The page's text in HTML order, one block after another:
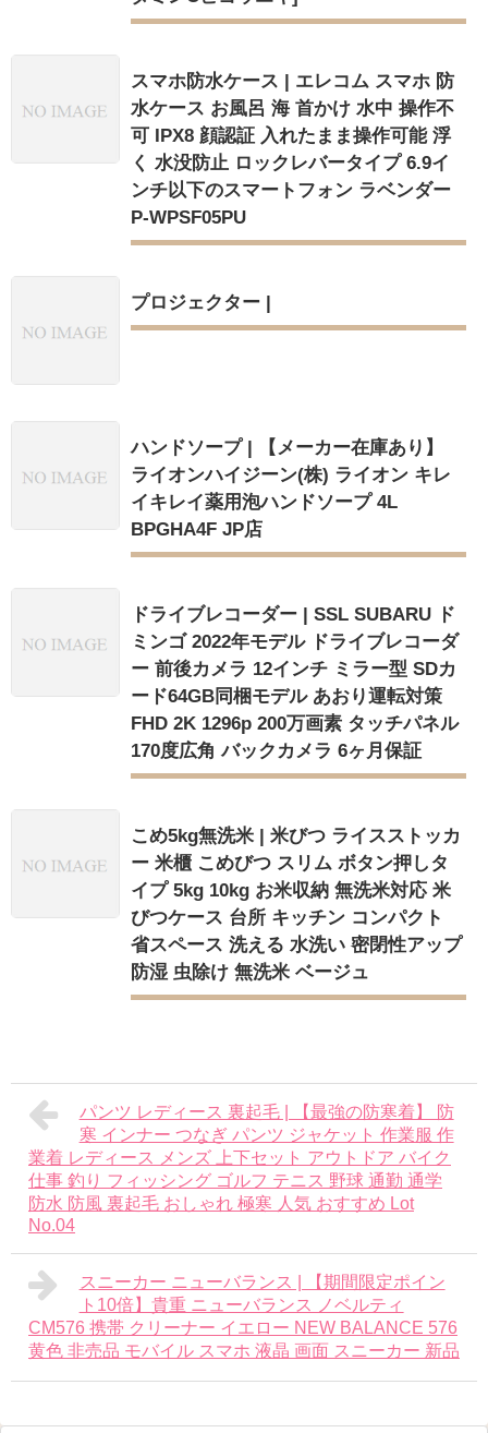
スマホ防水ケース | エレコム スマホ 防
水ケース お風呂 海 首かけ 水中 操作不
可 IPX8 顔認証 入れたまま操作可能 浮
く 水没防止 ロックレバータイプ 6.9イ
ンチ以下のスマートフォン ラベンダー
P-WPSF05PU
プロジェクター |
ハンドソープ | 【メーカー在庫あり】
ライオンハイジーン(株) ライオン キレ
イキレイ薬用泡ハンドソープ 4L
BPGHA4F JP店
ドライブレコーダー | SSL SUBARU ド
ミンゴ 2022年モデル ドライブレコーダ
ー 前後カメラ 12インチ ミラー型 SDカ
ード64GB同梱モデル あおり運転対策
FHD 2K 1296p 200万画素 タッチパネル
170度広角 バックカメラ 6ヶ月保証
こめ5kg無洗米 | 米びつ ライスストッカ
ー 米櫃 こめびつ スリム ボタン押しタ
イプ 5kg 10kg お米収納 無洗米対応 米
びつケース 台所 キッチン コンパクト
省スペース 洗える 水洗い 密閉性アップ
防湿 虫除け 無洗米 ベージュ
パンツ レディース 裏起毛 | 【最強の防寒着】 防
寒 インナー つなぎ パンツ ジャケット 作業服 作
業着 レディース メンズ 上下セット アウトドア バイク
仕事 釣り フィッシング ゴルフ テニス 野球 通勤 通学
防水 防風 裏起毛 おしゃれ 極寒 人気 おすすめ Lot
No.04
スニーカー ニューバランス | 【期間限定ポイン
ト10倍】貴重 ニューバランス ノベルティ
CM576 携帯 クリーナー イエロー NEW BALANCE 576
黄色 非売品 モバイル スマホ 液晶 画面 スニーカー 新品